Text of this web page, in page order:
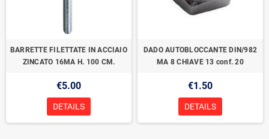
BARRETTE FILETTATE IN ACCIAIO
ZINCATO 16MA H. 100 CM.
€5.00
DETAILS
DADO AUTOBLOCCANTE DIN/982
MA 8 CHIAVE 13 conf. 20
€1.50
DETAILS